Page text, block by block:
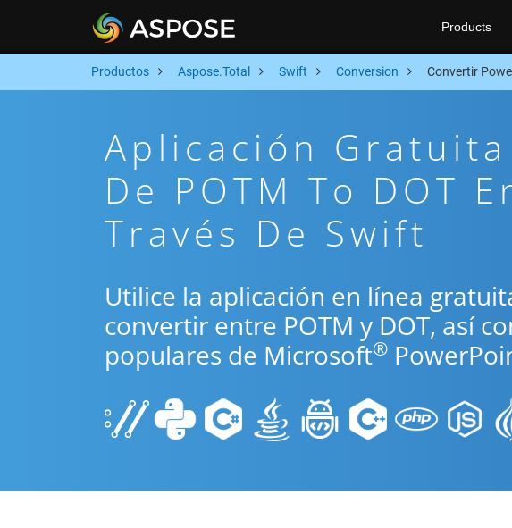
Products
Productos Aspose.Total Swift Conversion Convertir
Aplicación
De POTM To DOT
Través De Swift
Utilice la aplicación en línea
convertir entre POTM y DOT, así
populares de Microsoft®